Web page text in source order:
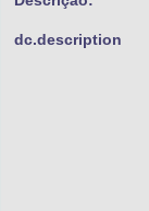
dc.description